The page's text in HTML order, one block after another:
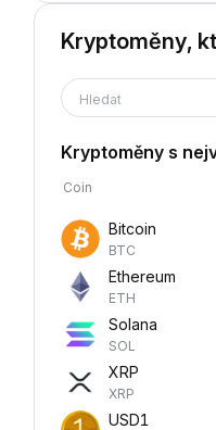
Kryptoměny,
Hledat
Kryptoměny s
Coin
Bitcoin
BTC
Ethereum
ETH
Solana
SOL
XRP
XRP
USD1